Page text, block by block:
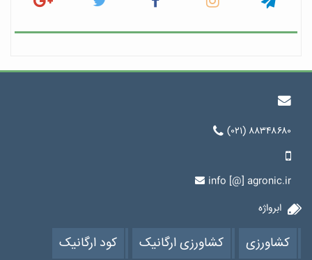
(۰۲۱) ۸۸۳۴۸۶۸۰
info [@] agronic.ir
ابرواژه
کشاورزی کشاورزی ارگانیک
کود ارگانیک